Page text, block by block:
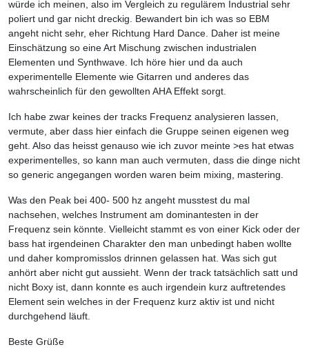
würde ich meinen, also im Vergleich zu regulärem Industrial sehr
poliert und gar nicht dreckig. Bewandert bin ich was so EBM
angeht nicht sehr, eher Richtung Hard Dance. Daher ist meine
Einschätzung so eine Art Mischung zwischen industrialen
Elementen und Synthwave. Ich höre hier und da auch
experimentelle Elemente wie Gitarren und anderes das
wahrscheinlich für den gewollten AHA Effekt sorgt.
Ich habe zwar keines der tracks Frequenz analysieren lassen,
vermute, aber dass hier einfach die Gruppe seinen eigenen weg
geht. Also das heisst genauso wie ich zuvor meinte >es hat etwas
experimentelles, so kann man auch vermuten, dass die dinge nicht
so generic angegangen worden waren beim mixing, mastering.
Was den Peak bei 400- 500 hz angeht musstest du mal
nachsehen, welches Instrument am dominantesten in der
Frequenz sein könnte. Vielleicht stammt es von einer Kick oder der
bass hat irgendeinen Charakter den man unbedingt haben wollte
und daher kompromisslos drinnen gelassen hat. Was sich gut
anhört aber nicht gut aussieht. Wenn der track tatsächlich satt und
nicht Boxy ist, dann konnte es auch irgendein kurz auftretendes
Element sein welches in der Frequenz kurz aktiv ist und nicht
durchgehend läuft.
Beste Grüße